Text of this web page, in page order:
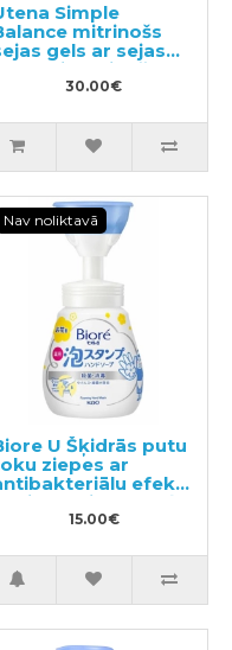
Simple
mitrinošs
gels ar sejas
krāsas izlīdzinošu
efektu 100g
30.00€
Nav noliktavā
U Šķidrās putu
ziepes ar
efektu
ar vieglu citrusaugļu
aromātu 240ml
15.00€